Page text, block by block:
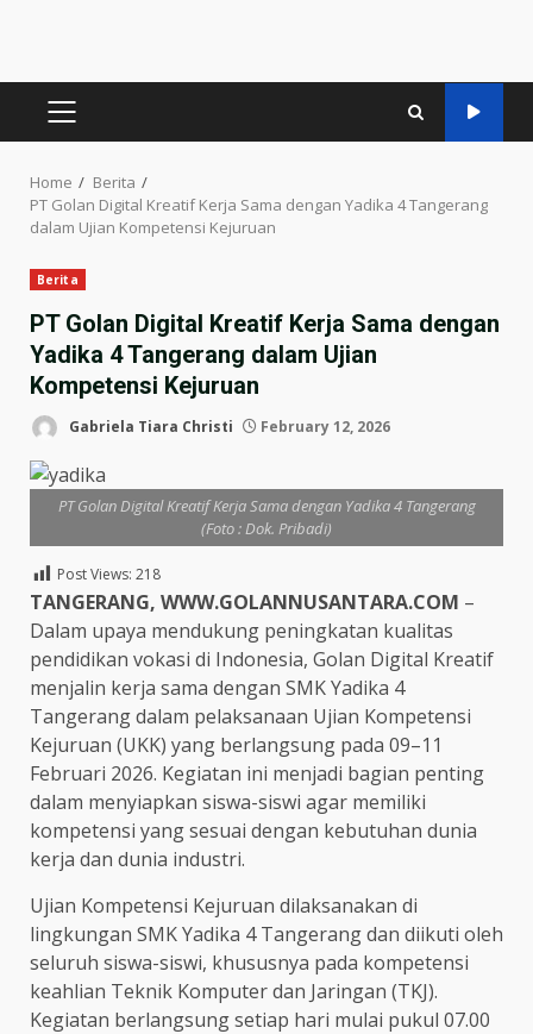
PRIMARY
Home
Berita
PT Golan Digital Kreatif Kerja Sama dengan Yadika 4 Tangerang
dalam Ujian Kompetensi Kejuruan
Berita
PT Golan Digital Kreatif Kerja Sama dengan
Yadika 4 Tangerang dalam Ujian
Kompetensi Kejuruan
Gabriela Tiara Christi February 12, 2026
PT Golan Digital Kreatif Kerja Sama dengan Yadika 4 Tangerang
(Foto : Dok. Pribadi)
Post Views: 218
TANGERANG, WWW.GOLANNUSANTARA.COM –
Dalam upaya mendukung peningkatan kualitas
pendidikan vokasi di Indonesia, Golan Digital Kreatif
menjalin kerja sama dengan SMK Yadika 4
Tangerang dalam pelaksanaan Ujian Kompetensi
Kejuruan (UKK) yang berlangsung pada 09–11
Februari 2026. Kegiatan ini menjadi bagian penting
dalam menyiapkan siswa-siswi agar memiliki
kompetensi yang sesuai dengan kebutuhan dunia
kerja dan dunia industri.
Ujian Kompetensi Kejuruan dilaksanakan di
lingkungan SMK Yadika 4 Tangerang dan diikuti oleh
seluruh siswa-siswi, khususnya pada kompetensi
keahlian Teknik Komputer dan Jaringan (TKJ).
Kegiatan berlangsung setiap hari mulai pukul 07.00